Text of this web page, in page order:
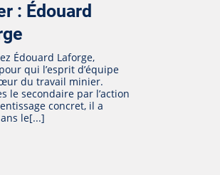
: Édouard
Édouard Laforge,
qui l’esprit d’équipe
du travail minier.
le secondaire par l’action
concret, il a
le[...]